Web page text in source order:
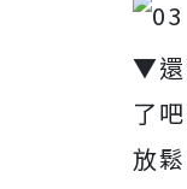
▼還
了
放